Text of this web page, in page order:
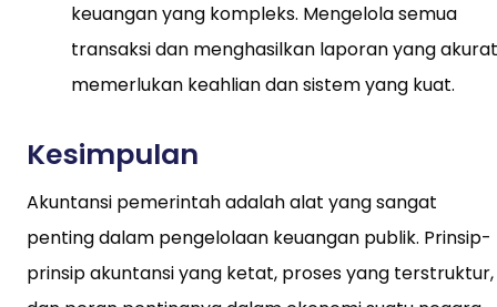
keuangan yang kompleks. Mengelola semua
transaksi dan menghasilkan laporan yang akurat
memerlukan keahlian dan sistem yang kuat.
Kesimpulan
Akuntansi pemerintah adalah alat yang sangat
penting dalam pengelolaan keuangan publik. Prinsip-
prinsip akuntansi yang ketat, proses yang terstruktur,